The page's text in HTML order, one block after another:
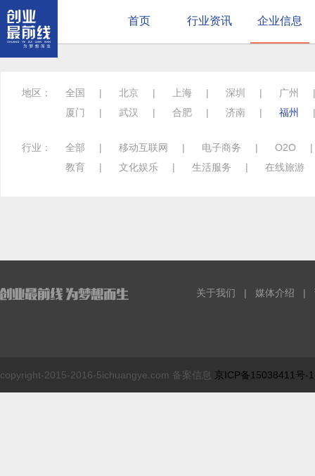
首页 行业资讯 企业信息
地区： 全国 | 北京 | 上海 | 深圳 | 广州
厦门
| 武汉 | 合肥 | 济南 | 福州
行业： 全部 | 移动互联网 | 电子商务 | O2O
|
教育
| 文化娱乐 | 生活服务 | 在线旅游
关于我们 | 媒体介绍 |
copyright-2015-2016-5ichuangye.com 备案信息 京ICP备15038411号-1